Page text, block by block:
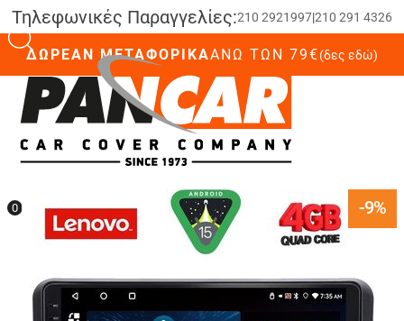
Τηλεφωνικές Παραγγελίες:210 2921997|210 291 4326
ΔΩΡΕΑΝ ΜΕΤΑΦΟΡΙΚΑΆΝΩ ΤΩΝ 79€(δες εδώ)
0
-9%